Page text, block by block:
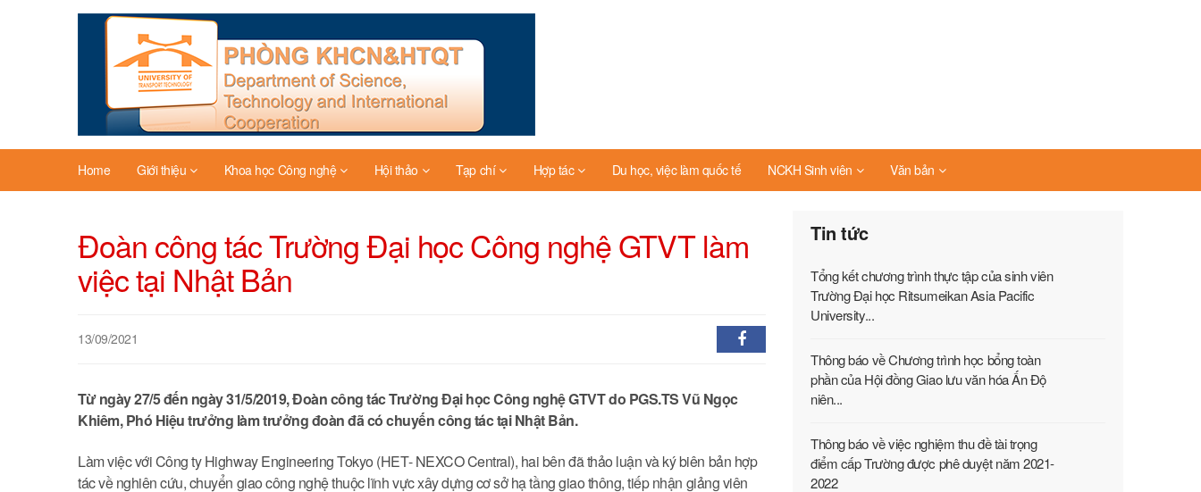
Home Giới thiệu Khoa học Công nghệ Hội thảo Tạp chí Hợp tác Du học, việc làm quốc tế NCKH Sinh viên Văn bản
Đoàn công tác Trường Đại học Công nghệ GTVT làm
việc tại Nhật Bản
13/09/2021
Từ ngày 27/5 đến ngày 31/5/2019, Đoàn công tác Trường Đại học Công nghệ GTVT do PGS.TS Vũ Ngọc
Khiêm, Phó Hiệu trưởng làm trưởng đoàn đã có chuyến công tác tại Nhật Bản.
Làm việc với Công ty Highway Engineering Tokyo (HET- NEXCO Central), hai bên đã thảo luận và ký biên bản hợp
tác về nghiên cứu, chuyển giao công nghệ thuộc lĩnh vực xây dựng cơ sở hạ tầng giao thông, tiếp nhận giảng viên
Tin tức
Tổng kết chương trình thực tập của sinh viên
Trường Đại học Ritsumeikan Asia Pacific
University...
Thông báo về Chương trình học bổng toàn
phần của Hội đồng Giao lưu văn hóa Ấn Độ
niên...
Thông báo về việc nghiệm thu đề tài trọng
điểm cấp Trường được phê duyệt năm 2021-
2022